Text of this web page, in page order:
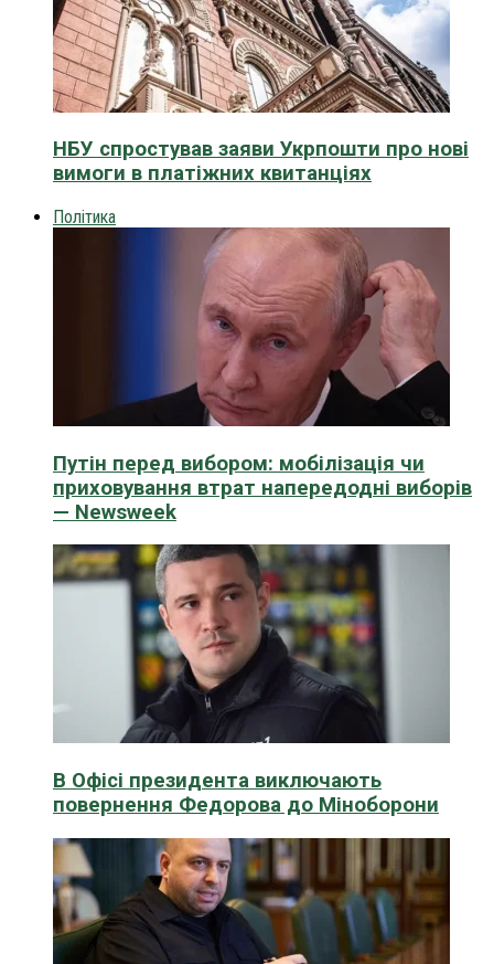
НБУ спростував заяви Укрпошти про нові
вимоги в платіжних квитанціях
Політика
Путін перед вибором: мобілізація чи
приховування втрат напередодні виборів
— Newsweek
В Офісі президента виключають
повернення Федорова до Міноборони